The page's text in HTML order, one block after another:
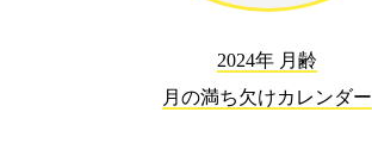
2024年 月齢
月の満ち欠けカレンダー